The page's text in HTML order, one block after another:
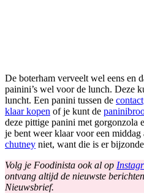
De boterham verveelt wel eens en
painini’s wel voor de lunch. Deze
luncht. Een panini tussen de
klaar kopen of je kunt de
deze pittige panini met gorgonzola
je bent weer klaar voor een middag
chutney niet, want die is er
Volg je Foodinista ook al op
ontvang altijd de nieuwste
Nieuwsbrief.